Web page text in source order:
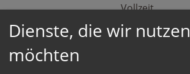
Vollzeit
Jetzt online Bewerben
Dienste, die wir nutzen
möchten